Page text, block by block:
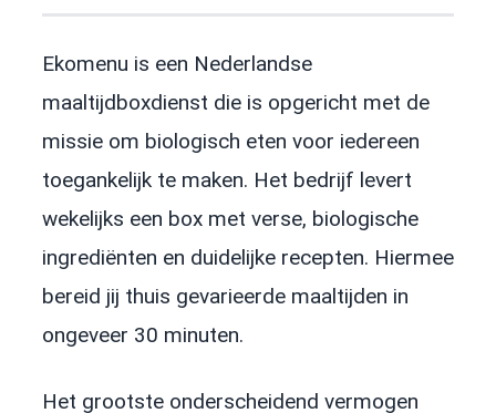
Ekomenu is een Nederlandse
maaltijdboxdienst die is opgericht met de
missie om biologisch eten voor iedereen
toegankelijk te maken. Het bedrijf levert
wekelijks een box met verse, biologische
ingrediënten en duidelijke recepten. Hiermee
bereid jij thuis gevarieerde maaltijden in
ongeveer 30 minuten.
Het grootste onderscheidend vermogen